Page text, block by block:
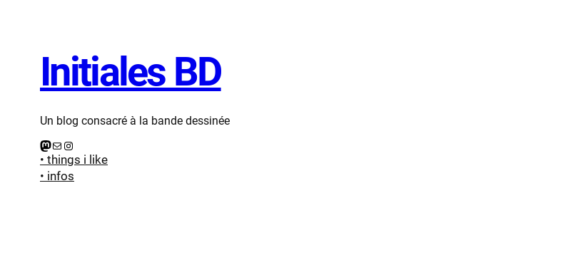
Initiales BD
Un blog consacré à la bande dessinée
Mastodon E-mail Instagram
• things i like
• infos